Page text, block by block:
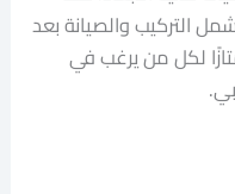
التركيب والصيانة بعد
لكل من يرغب في